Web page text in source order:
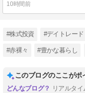
10時間前
#株式投資 #デイトレード
#赤裸々 #豊かな暮らし
このブログのここがポ
リアルタ